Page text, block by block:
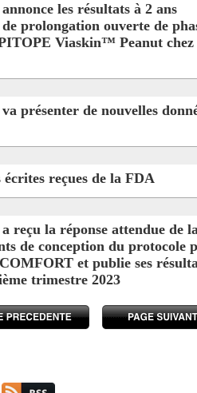
les résultats à 2 ans
prolongation ouverte de
Viaskin™ Peanut chez
présenter de nouvelles
écrites reçues de la FDA
reçu la réponse attendue de
de conception du protocole
et publie ses
trimestre 2023